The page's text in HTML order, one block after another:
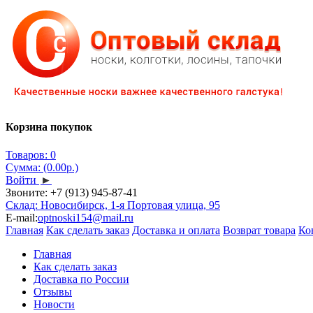
Корзина покупок
Товаров: 0
Сумма: (0.00р.)
Войти ►
Звоните: +7 (913) 945-87-41
Склад: Новосибирск, 1-я Портовая улица, 95
E-mail:optnoski154@mail.ru
Главная Как сделать заказ Доставка и оплата Возврат товара
Главная
Как сделать заказ
Доставка по России
Отзывы
Новости